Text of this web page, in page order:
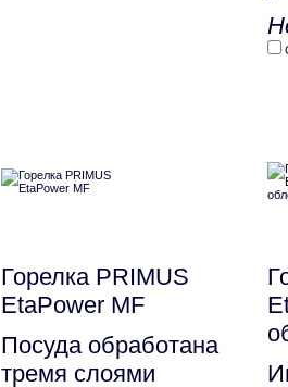
Горелка PRIMUS
EtaPower MF
Посуда обработана
тремя слоями